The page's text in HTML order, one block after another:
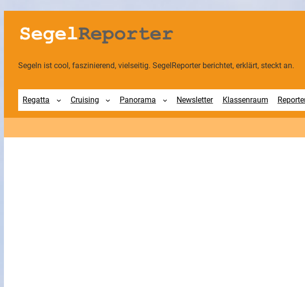
Zum
Inhalt
springen
Segeln ist cool, faszinierend, vielseitig. SegelReporter berichtet, erklärt, steckt an.
Regatta Cruising Panorama Newsletter Klassenraum